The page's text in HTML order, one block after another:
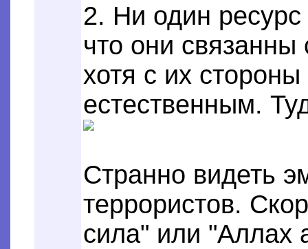
2. Ни один ресурс
что они
хотя с их
естественным.
Странно видеть
террористов.
сила" или "Аллах